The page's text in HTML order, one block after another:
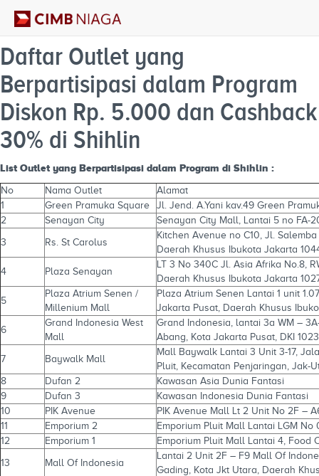
Daftar Outlet yang
Berpartisipasi dalam Program
Diskon Rp. 5.000 dan Cashback
30% di Shihlin
List Outlet yang Berpartisipasi dalam Program di Shihlin :
No Nama Outlet
Alamat
1
Green Pramuka Square
Jl. Jend. A.Yani kav.49 Green
2
Senayan City Senayan City Mall, Lantai 5 no FA-
3 Rs. St Carolus
Kitchen Avenue no C10, Jl.
Daerah Khusus Ibukota Jakarta
4 Plaza Senayan
LT 3 No 340C Jl. Asia Afrika No.8,
Daerah Khusus Ibukota Jakarta
5
Plaza Atrium Senen /
Millenium Mall
Plaza Atrium Senen Lantai 1 unit
Jakarta Pusat, Daerah Khusus
6
Grand Indonesia West
Mall
Grand Indonesia, lantai 3a WM –
Abang, Kota Jakarta Pusat, DKI
7 Baywalk Mall
Mall Baywalk Lantai 3 Unit 3-17,
Pluit, Kecamatan Penjaringan, Jak-
8
Dufan 2
Kawasan Asia Dunia Fantasi
9
Dufan 3
Kawasan Indonesia Dunia Fantasi
10
PIK Avenue
PIK Avenue Mall Lt 2 Unit No 2F –
11
Emporium 2
Emporium Pluit Mall Lantai LGM No
12
Emporium 1 Emporium Pluit Mall Lantai 4, Food
13 Mall Of Indonesia
Lantai 2 Unit 2F – F9 Mall Of
Gading, Kota Jkt Utara, Daerah